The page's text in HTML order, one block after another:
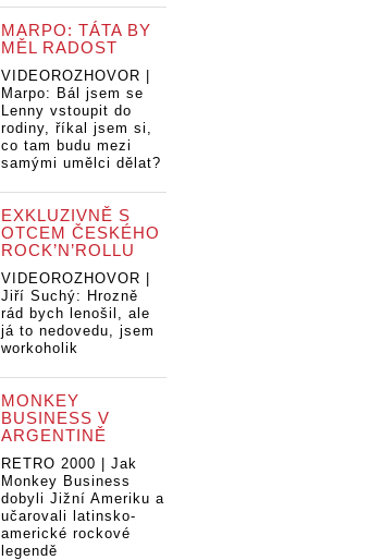
MARPO: TÁTA BY
MĚL RADOST
VIDEOROZHOVOR |
Marpo: Bál jsem se
Lenny vstoupit do
rodiny, říkal jsem si,
co tam budu mezi
samými umělci dělat?
EXKLUZIVNĚ S
OTCEM ČESKÉHO
ROCK’N’ROLLU
VIDEOROZHOVOR |
Jiří Suchý: Hrozně
rád bych lenošil, ale
já to nedovedu, jsem
workoholik
MONKEY
BUSINESS V
ARGENTINĚ
RETRO 2000 | Jak
Monkey Business
dobyli Jižní Ameriku a
učarovali latinsko-
americké rockové
legendě